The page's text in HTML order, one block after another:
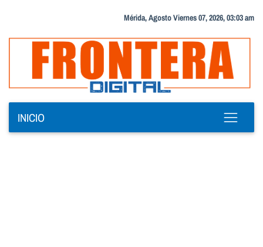
Mérida, Agosto Viernes 07, 2026, 03:03 am
INICIO